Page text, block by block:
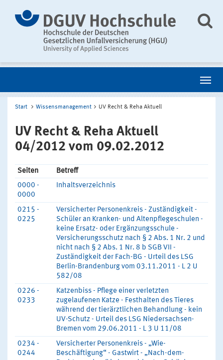
Start Wissensmanagement UV Recht & Reha Aktuell
UV Recht & Reha Aktuell
04/2012 vom 09.02.2012
Seiten
Betreff
0000 -
0000
Inhaltsverzeichnis
0215 -
0225
Versicherter Personenkreis - Zuständigkeit -
Schüler an Kranken- und Altenpflegeschulen -
keine Ersatz- oder Ergänzungsschule -
Versicherungsschutz nach § 2 Abs. 1 Nr. 2 und
nicht nach § 2 Abs. 1 Nr. 8 b SGB VII -
Zuständigkeit der Fach-BG - Urteil des LSG
Berlin-Brandenburg vom 03.11.2011 - L 2 U
582/08
0226 -
0233
Katzenbiss - Pflege einer verletzten
zugelaufenen Katze - Festhalten des Tieres
während der tierärztlichen Behandlung - kein
UV-Schutz - Urteil des LSG Niedersachsen-
Bremen vom 29.06.2011 - L 3 U 11/08
0234 -
0244
Versicherter Personenkreis - „Wie-
Beschäftigung“ - Gastwirt - „Nach-dem-